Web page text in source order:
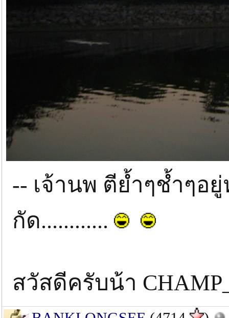
-- เจ้านพ ตีย้ำๆช้ำๆอ
กัด............
สวัสดีครับน้า